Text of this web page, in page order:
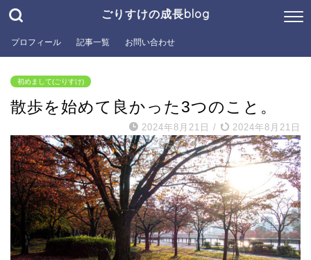
ごりすけの成長blog
プロフィール 記事一覧 お問い合わせ
初めまして(ごりすけ)
散歩を始めて良かった3つのこと。
2024年8月21日 / 2024年8月21日